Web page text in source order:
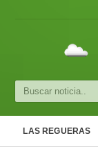
Cultura
LAS REGUERAS